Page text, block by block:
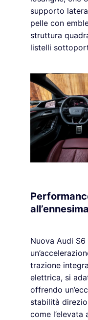
supporto
pelle con
struttura
listelli
Nuova Audi
trazione
elettrica, si
offrendo
stabilità
come